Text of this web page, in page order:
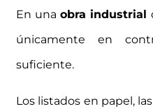
En una obra industrial
únicamente en
suficiente.
Los listados en papel,